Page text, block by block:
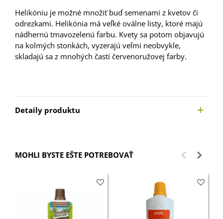
Helikóniu je možné množiť buď semenami z kvetov či
odrezkami. Helikónia má veľké oválne listy, ktoré majú
nádhernú tmavozelenú farbu. Kvety sa potom objavujú
na kolmých stonkách, vyzerajú veľmi neobvykle,
skladajú sa z mnohých častí červenoružovej farby.
Detaily produktu
MOHLI BYSTE EŠTE POTREBOVAŤ